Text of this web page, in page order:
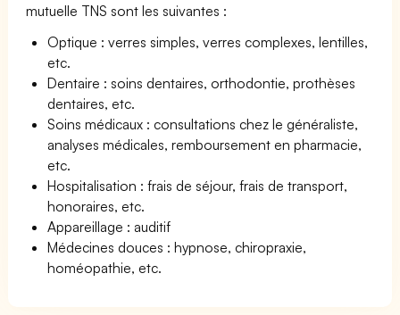
mutuelle TNS sont les suivantes :
Optique : verres simples, verres complexes, lentilles,
etc.
Dentaire : soins dentaires, orthodontie, prothèses
dentaires, etc.
Soins médicaux : consultations chez le généraliste,
analyses médicales, remboursement en pharmacie,
etc.
Hospitalisation : frais de séjour, frais de transport,
honoraires, etc.
Appareillage : auditif
Médecines douces : hypnose, chiropraxie,
homéopathie, etc.